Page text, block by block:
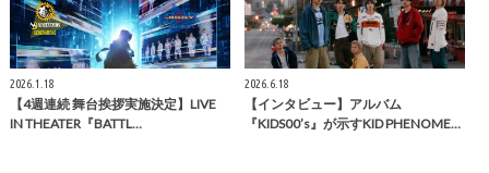
2026.1.18
【4週連続 舞台挨拶実施決定】LIVE
IN THEATER『BATTL…
2026.6.18
【インタビュー】アルバム
『KIDS00’s』が示すKID PHENOME…